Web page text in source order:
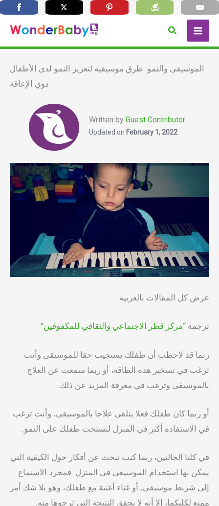
content
Search
الموسيقى والنمو: طرق موسيقية لتعزيز النمو لدى الأطفال
ذوي الإعاقة
Written byGuest Contributor
Updated on February 1, 2022
عرض كل المقالات بالعربية
ترجمة “مركز قطر الاجتماعي والثقافي للمكفوفين”
ربما قد لاحظت أن طفلك يستجيب حقا للموسيقى وأنت
ترغب في تسخير هذه الطاقة، أو ربما سمعت عن العلاج
بالموسيقى وترغب في معرفة المزيد عن ذلك.
أو ربما كان طفلك فعلا يتلقى علاجا بالموسيقى، وأنت ترغب
في الاستفادة أكثر في المنزل لتستحث طفلك على النمو.
في كلتا الحالتين، ربما كنت تبحث عن أفكار حول الكيفية التي
يمكن بها استخدام الموسيقى في المنزل. فمجرد الاستماع
إلى شريط موسيقي، أو غناء أغنية مع طفلك، وهو بلا شك أمر
ممتع لكليكما، إلا أنه لا يحقق النتيجة التي ترجوها منه.